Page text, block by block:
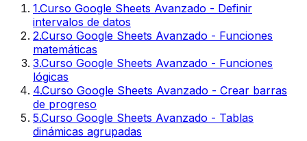
1.Curso Google Sheets Avanzado - Definir
intervalos de datos
2.Curso Google Sheets Avanzado - Funciones
matemáticas
3.Curso Google Sheets Avanzado - Funciones
lógicas
4.Curso Google Sheets Avanzado - Crear barras
de progreso
5.Curso Google Sheets Avanzado - Tablas
dinámicas agrupadas